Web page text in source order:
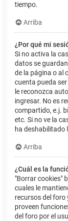
tiempo.
Arriba
¿Por qué mi
Si no activa la
datos se
de la página o al
cuenta pueda
le reconozca
ingresar. No es
compartido, e.j.
etc. Si no ve la
ha deshabilitado
Arriba
¿Cuál es la
"Borrar cookies"
cuales le
recursos del
proveen
del foro por el